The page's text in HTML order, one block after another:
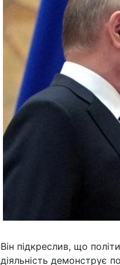
Він підкреслив, що
діяльність демонструє